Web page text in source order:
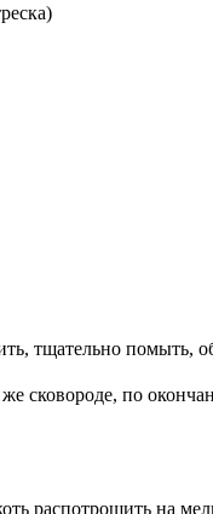
тщательно помыть,
сковороде, по
распотрошить на